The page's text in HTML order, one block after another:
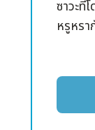
จัดขึ้น
กุมภา
สร้างใ
“ศาล
ประจำ
ซาวะที่
หรูหรา